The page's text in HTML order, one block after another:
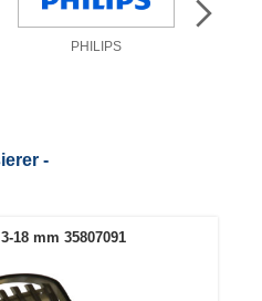
PHILIPS
-
18 mm 35807091